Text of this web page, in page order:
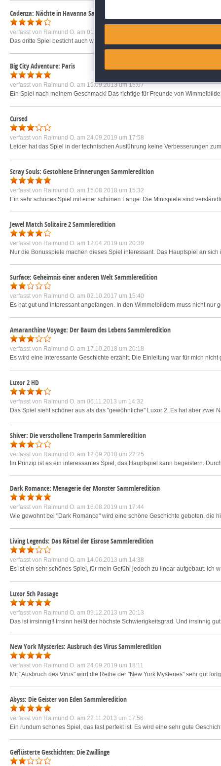
Cadenza: Nächte in Havanna Sammleredition
verfasst von Raimund O. am 01.11.2019 um 14:52
Das dritte Spiel besticht auch wieder durch seine Musik. Die Wimmelbilder
Big City Adventure: Paris
verfasst von Raimund O. am 19.09.2013 um 15:07
Ein Spiel nach meinem Geschmack! Das richtige für Freunde von
Cursed
verfasst von Raimund O. am 24.09.2019 um 17:58
Leider hat das Spiel in der technischen Ausführung keine Verbesserungen
Stray Souls: Gestohlene Erinnerungen Sammleredition
verfasst von Raimund O. am 15.08.2018 um 15:32
Ein sehr schönes Spiel mit einer schönen Länge. Die Minispiele sind
Jewel Match Solitaire 2 Sammleredition
verfasst von Raimund O. am 12.04.2019 um 20:39
Nur die Bonusspiele machen dieses Spiel interessant. Das Hauptspiel an
Surface: Geheimnis einer anderen Welt Sammleredition
verfasst von Raimund O. am 02.10.2017 um 15:40
Es hat gut und interessant angefangen. In den Wimmelbildern muss nicht
Amaranthine Voyage: Der Baum des Lebens Sammleredition
verfasst von Raimund O. am 17.10.2018 um 20:18
Es wird eine interessante Geschichte erzählt. Die Einleitung war für mich
Luxor 2 HD
verfasst von Raimund O. am 06.11.2013 um 14:32
Das Spiel sieht schöner aus als das "gewöhnliche" Luxor 2. Es hat aber
Shiver: Die verschollene Tramperin Sammleredition
verfasst von Raimund O. am 12.09.2018 um 22:25
Im Prinzip ist es ein interessantes Spiel, das Hauptspiel kann begeistern.
Dark Romance: Menagerie der Monster Sammleredition
verfasst von Raimund O. am 16.08.2019 um 17:44
Wie gewohnt bei "Dark Romance" wird eine schöne Geschichte geboten, die
Living Legends: Das Rätsel der Eisrose Sammleredition
verfasst von Raimund O. am 14.06.2013 um 14:38
Es ist ein sehr schönes Spiel, für mein Gefühl jedoch zu linear aufgebaut.
Luxor 5th Passage
verfasst von Raimund O. am 09.12.2013 um 20:13
Das ist irrsinnig!! Irrsinn heißt der höchste Schwierigkeitsgrad. Und irrsinnig
New York Mysteries: Ausbruch des Virus Sammleredition
verfasst von Raimund O. am 24.09.2019 um 18:11
Mit "Ausbruch des Virus" wird die Reihe der "New York Mysteries" sehr gut
Abyss: Die Geister von Eden Sammleredition
verfasst von Raimund O. am 22.11.2013 um 17:56
Ein rundum schönes Spiel, das fast perfekt ist. Es wird eine sehr gute
Geflüsterte Geschichten: Die Zwillinge
Save and communicate